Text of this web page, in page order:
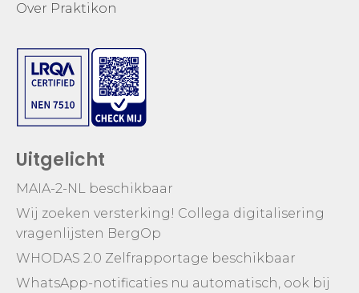
Over Praktikon
Uitgelicht
MAIA-2-NL beschikbaar
Wij zoeken versterking! Collega digitalisering
vragenlijsten BergOp
WHODAS 2.0 Zelfrapportage beschikbaar
WhatsApp-notificaties nu automatisch, ook bij